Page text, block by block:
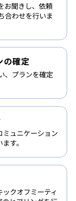
お聞きし、依頼
合わせを行いま
の確定
、プランを確定
ュニケーション
す。
クオフミーティ